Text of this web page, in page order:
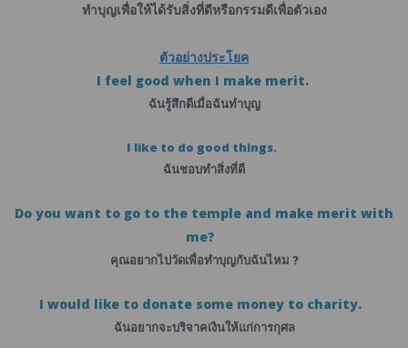
ทำบุญเพื่อให้ได้รับสิ่งที่ดีหรือกรรมดีเพื่อตัวเอง
ตัวอย่างประโยค
I feel good when I make merit.
ฉันรู้สึกดีเมื่อฉันทำบุญ
I like to do good things.
ฉันชอบทำสิ่งที่ดี
Do you want to go to the temple and make merit with
me?
คุณอยากไปวัดเพื่อทำบุญกับฉันไหม ?
I would like to donate some money to charity.
ฉันอยากจะบริจาคเงินให้แก่การกุศล